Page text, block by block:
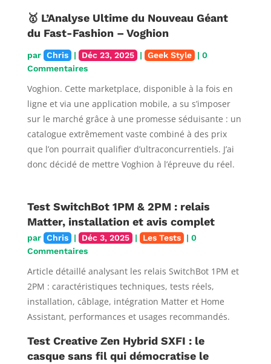
🥇 L’Analyse Ultime du Nouveau Géant
du Fast-Fashion – Voghion
par Chris | Déc 23, 2025 | Geek Style | 0
Commentaires
Voghion. Cette marketplace, disponible à la fois en
ligne et via une application mobile, a su s’imposer
sur le marché grâce à une promesse séduisante : un
catalogue extrêmement vaste combiné à des prix
que l’on pourrait qualifier d’ultraconcurrentiels. J’ai
donc décidé de mettre Voghion à l’épreuve du réel.
Test SwitchBot 1PM & 2PM : relais
Matter, installation et avis complet
par Chris | Déc 3, 2025 | Les Tests | 0
Commentaires
Article détaillé analysant les relais SwitchBot 1PM et
2PM : caractéristiques techniques, tests réels,
installation, câblage, intégration Matter et Home
Assistant, performances et usages recommandés.
Test Creative Zen Hybrid SXFI : le
casque sans fil qui démocratise le